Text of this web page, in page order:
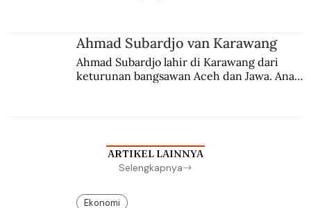
Ahmad Subardjo van Karawang
Ahmad Subardjo lahir di Karawang dari
keturunan bangsawan Aceh dan Jawa. Anak
ARTIKEL LAINNYA
Selengkapnya
Ekonomi